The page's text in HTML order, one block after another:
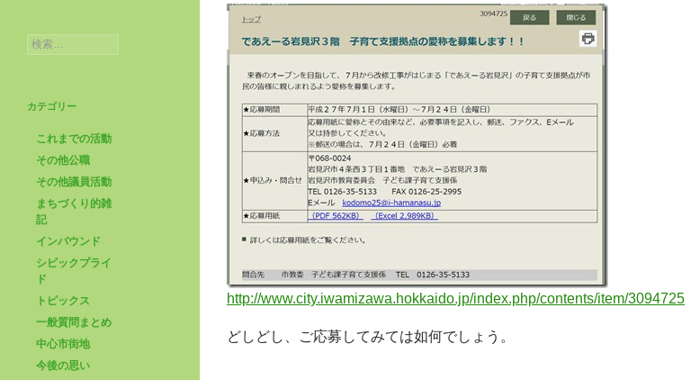
http://www.city.iwamizawa.hokkaido.jp/index.php/contents/item/3094725
どしどし、ご応募してみては如何でしょう。
検
索:
カテゴリー
これまでの活動
その他公職
その他議員活動
まちづくり的雑
記
インバウンド
シビックプライ
ド
トピックス
一般質問まとめ
中心市街地
今後の思い